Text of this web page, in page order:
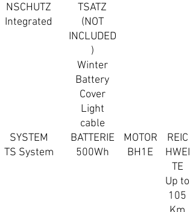
NSCHUTZ
Integrated
TSATZ
(NOT
INCLUDED
)
Winter
Battery
Cover
Light
cable
SYSTEM
TS System
BATTERIE
500Wh
MOTOR
BH1E
REIC
HWEI
TE
Up to
105